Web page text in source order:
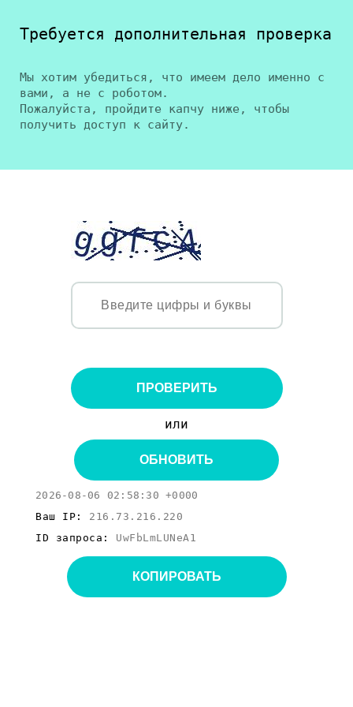
Требуется дополнительная проверка
Мы хотим убедиться, что имеем дело именно с
вами, а не с роботом.
Пожалуйста, пройдите капчу ниже, чтобы
получить доступ к сайту.
ПРОВЕРИТЬ
или
ОБНОВИТЬ
2026-08-06 02:58:30 +0000
Ваш IP: 216.73.216.220
ID запроса: UwFbLmLUNeA1
КОПИРОВАТЬ